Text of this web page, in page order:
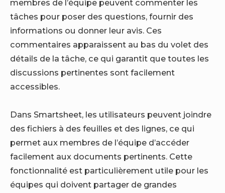
membres de l’équipe peuvent commenter les
tâches pour poser des questions, fournir des
informations ou donner leur avis. Ces
commentaires apparaissent au bas du volet des
détails de la tâche, ce qui garantit que toutes les
discussions pertinentes sont facilement
accessibles.
Dans Smartsheet, les utilisateurs peuvent joindre
des fichiers à des feuilles et des lignes, ce qui
permet aux membres de l’équipe d’accéder
facilement aux documents pertinents. Cette
fonctionnalité est particulièrement utile pour les
équipes qui doivent partager de grandes